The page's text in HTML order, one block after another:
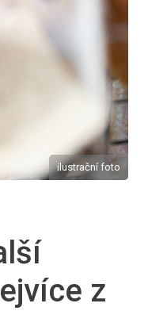
ilustrační foto
z